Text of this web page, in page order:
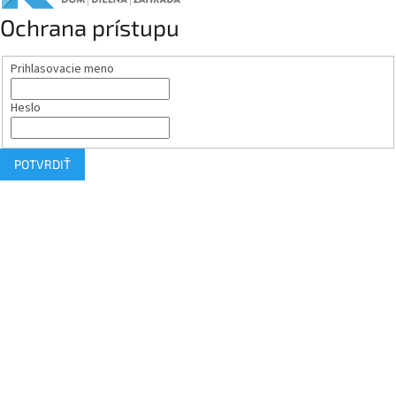
Ochrana prístupu
Prihlasovacie meno
Heslo
POTVRDIŤ